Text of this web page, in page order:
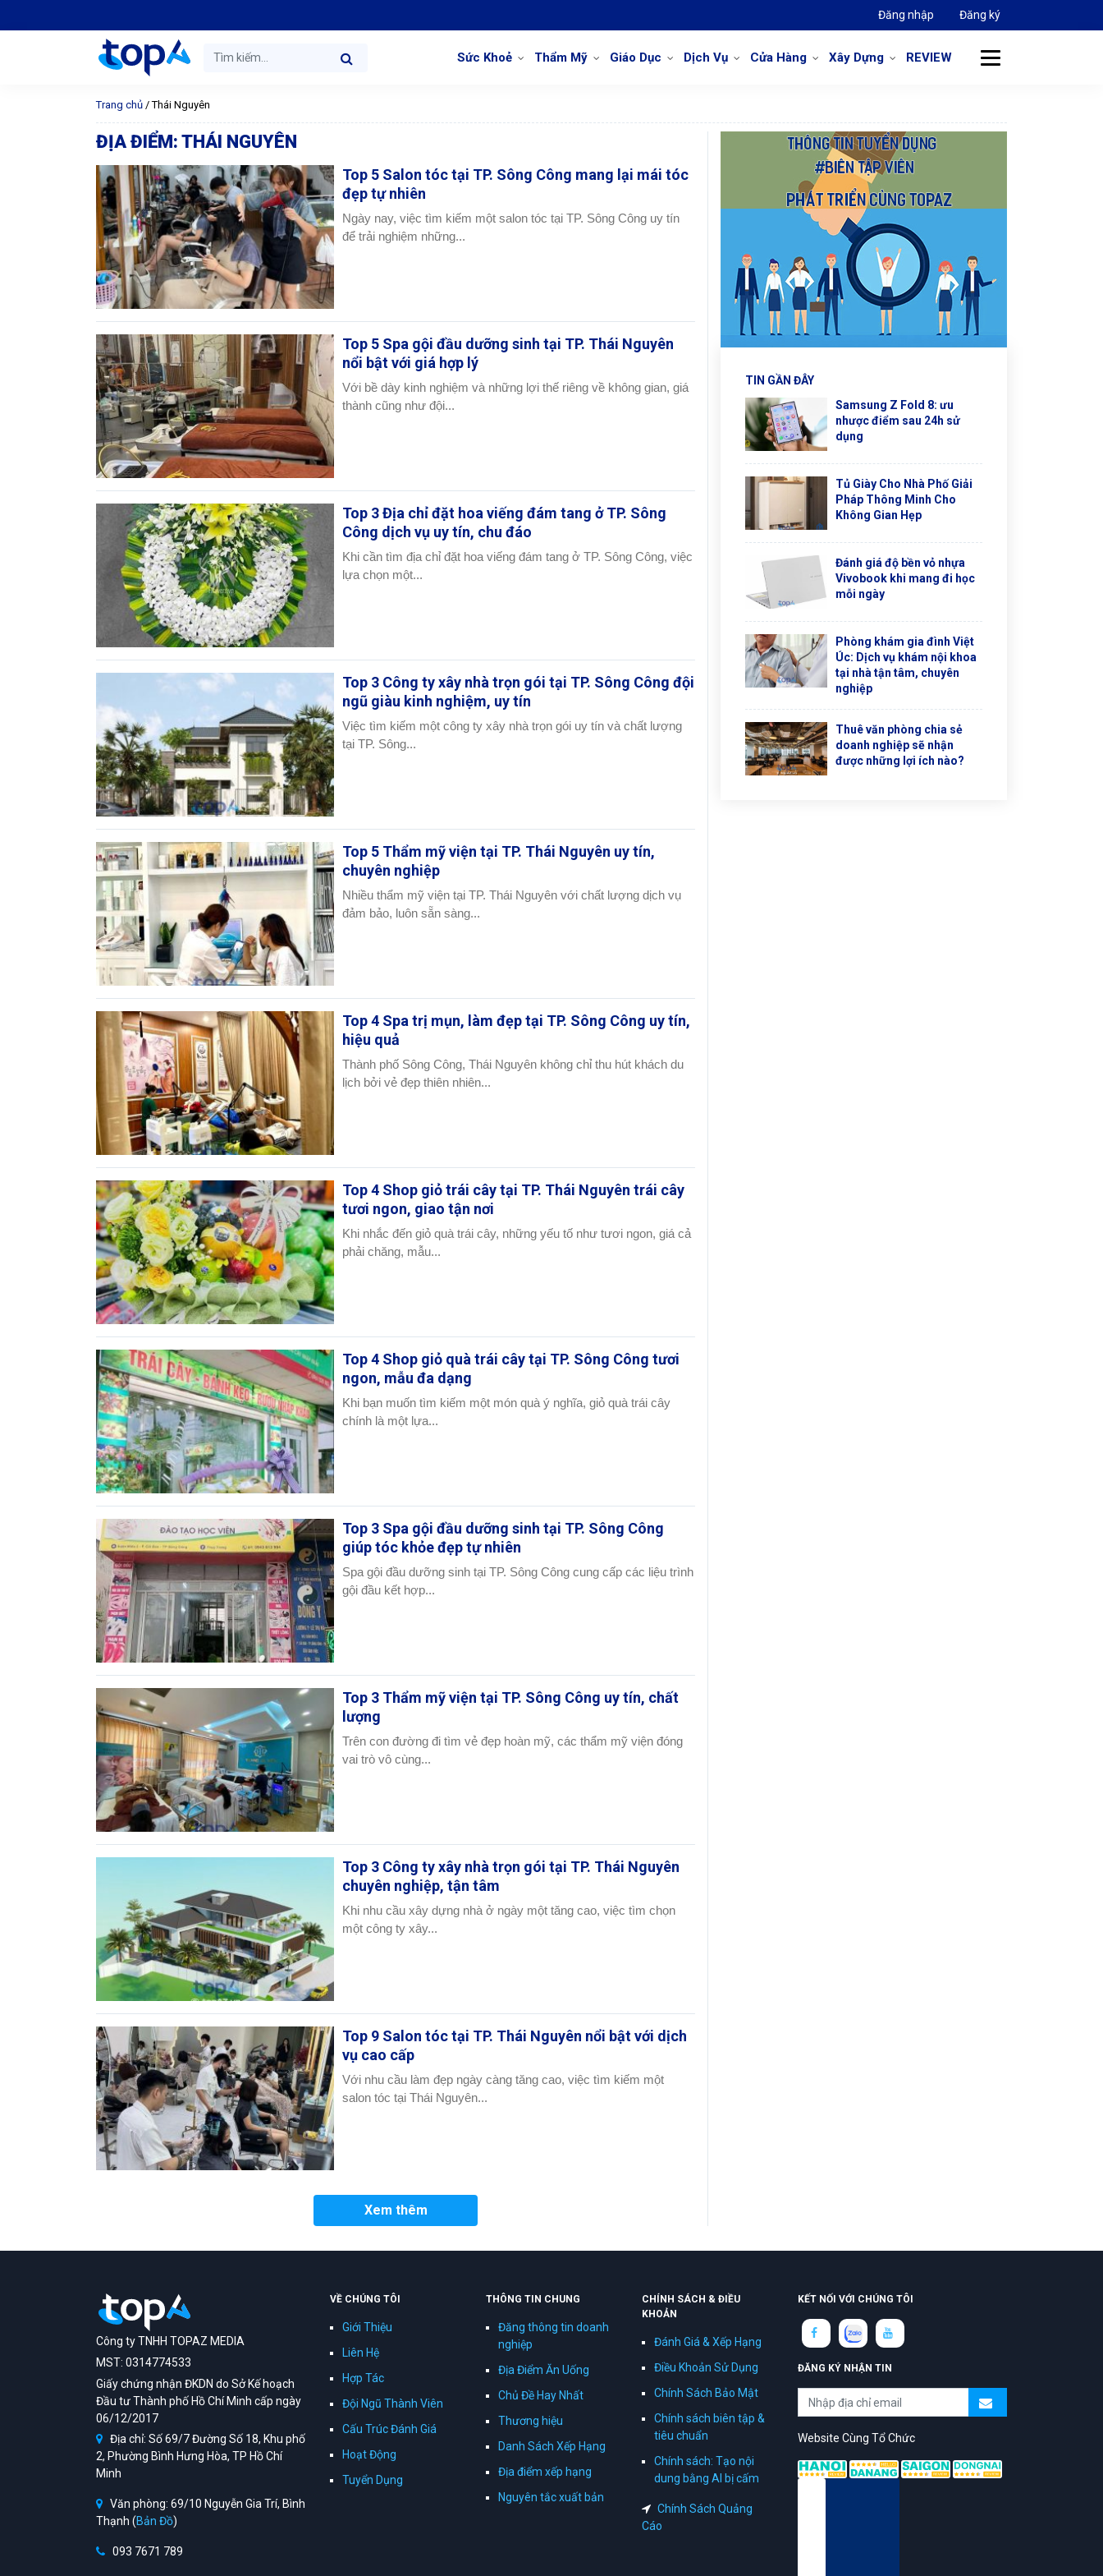
Đăng nhập Đăng ký
Sức Khoẻ Thẩm Mỹ Giáo Dục Dịch Vụ Cửa Hàng Xây Dựng REVIEW
Trang chủ /Thái Nguyên
ĐỊA ĐIỂM: THÁI NGUYÊN
Top 5 Salon tóc tại TP. Sông Công mang lại mái tóc
đẹp tự nhiên
Ngày nay, việc tìm kiếm một salon tóc tại TP. Sông Công uy tín
để trải nghiệm những...
Top 5 Spa gội đầu dưỡng sinh tại TP. Thái Nguyên
nổi bật với giá hợp lý
Với bề dày kinh nghiệm và những lợi thế riêng về không gian, giá
thành cũng như đội...
Top 3 Địa chỉ đặt hoa viếng đám tang ở TP. Sông
Công dịch vụ uy tín, chu đáo
Khi cần tìm địa chỉ đặt hoa viếng đám tang ở TP. Sông Công, việc
lựa chọn một...
Top 3 Công ty xây nhà trọn gói tại TP. Sông Công đội
ngũ giàu kinh nghiệm, uy tín
Việc tìm kiếm một công ty xây nhà trọn gói uy tín và chất lượng
tại TP. Sông...
Top 5 Thẩm mỹ viện tại TP. Thái Nguyên uy tín,
chuyên nghiệp
Nhiều thẩm mỹ viện tại TP. Thái Nguyên với chất lượng dịch vụ
đảm bảo, luôn sẵn sàng...
Top 4 Spa trị mụn, làm đẹp tại TP. Sông Công uy tín,
hiệu quả
Thành phố Sông Công, Thái Nguyên không chỉ thu hút khách du
lịch bởi vẻ đẹp thiên nhiên...
Top 4 Shop giỏ trái cây tại TP. Thái Nguyên trái cây
tươi ngon, giao tận nơi
Khi nhắc đến giỏ quà trái cây, những yếu tố như tươi ngon, giá cả
phải chăng, mẫu...
Top 4 Shop giỏ quà trái cây tại TP. Sông Công tươi
ngon, mẫu đa dạng
Khi bạn muốn tìm kiếm một món quà ý nghĩa, giỏ quà trái cây
chính là một lựa...
Top 3 Spa gội đầu dưỡng sinh tại TP. Sông Công
giúp tóc khỏe đẹp tự nhiên
Spa gội đầu dưỡng sinh tại TP. Sông Công cung cấp các liệu trình
gội đầu kết hợp...
Top 3 Thẩm mỹ viện tại TP. Sông Công uy tín, chất
lượng
Trên con đường đi tìm vẻ đẹp hoàn mỹ, các thẩm mỹ viện đóng
vai trò vô cùng...
Top 3 Công ty xây nhà trọn gói tại TP. Thái Nguyên
chuyên nghiệp, tận tâm
Khi nhu cầu xây dựng nhà ở ngày một tăng cao, việc tìm chọn
một công ty xây...
Top 9 Salon tóc tại TP. Thái Nguyên nổi bật với dịch
vụ cao cấp
Với nhu cầu làm đẹp ngày càng tăng cao, việc tìm kiếm một
salon tóc tại Thái Nguyên...
Xem thêm
TIN GẦN ĐÂY
Samsung Z Fold 8: ưu
nhược điểm sau 24h sử
dụng
Tủ Giày Cho Nhà Phố Giải
Pháp Thông Minh Cho
Không Gian Hẹp
Đánh giá độ bền vỏ nhựa
Vivobook khi mang đi học
mỗi ngày
Phòng khám gia đình Việt
Úc: Dịch vụ khám nội khoa
tại nhà tận tâm, chuyên
nghiệp
Thuê văn phòng chia sẻ
doanh nghiệp sẽ nhận
được những lợi ích nào?
Công ty TNHH TOPAZ MEDIA
MST: 0314774533
Giấy chứng nhận ĐKDN do Sở Kế hoạch
Đầu tư Thành phố Hồ Chí Minh cấp ngày
06/12/2017
Địa chỉ: Số 69/7 Đường Số 18, Khu phố
2, Phường Bình Hưng Hòa, TP Hồ Chí
Minh
Văn phòng: 69/10 Nguyễn Gia Trí, Bình
Thạnh (Bản Đồ)
093 7671 789
VỀ CHÚNG TÔI
Giới Thiệu
Liên Hệ
Hợp Tác
Đội Ngũ Thành Viên
Cấu Trúc Đánh Giá
Hoạt Động
Tuyển Dụng
THÔNG TIN CHUNG
Đăng thông tin doanh
nghiệp
Địa Điểm Ăn Uống
Chủ Đề Hay Nhất
Thương hiệu
Danh Sách Xếp Hạng
Địa điểm xếp hạng
Nguyên tắc xuất bản
CHÍNH SÁCH & ĐIỀU
KHOẢN
Đánh Giá & Xếp Hạng
Điều Khoản Sử Dụng
Chính Sách Bảo Mật
Chính sách biên tập &
tiêu chuẩn
Chính sách: Tạo nội
dung bằng AI bị cấm
Chính Sách Quảng
Cáo
KẾT NỐI VỚI CHÚNG TÔI
ĐĂNG KÝ NHẬN TIN
Website Cùng Tổ Chức